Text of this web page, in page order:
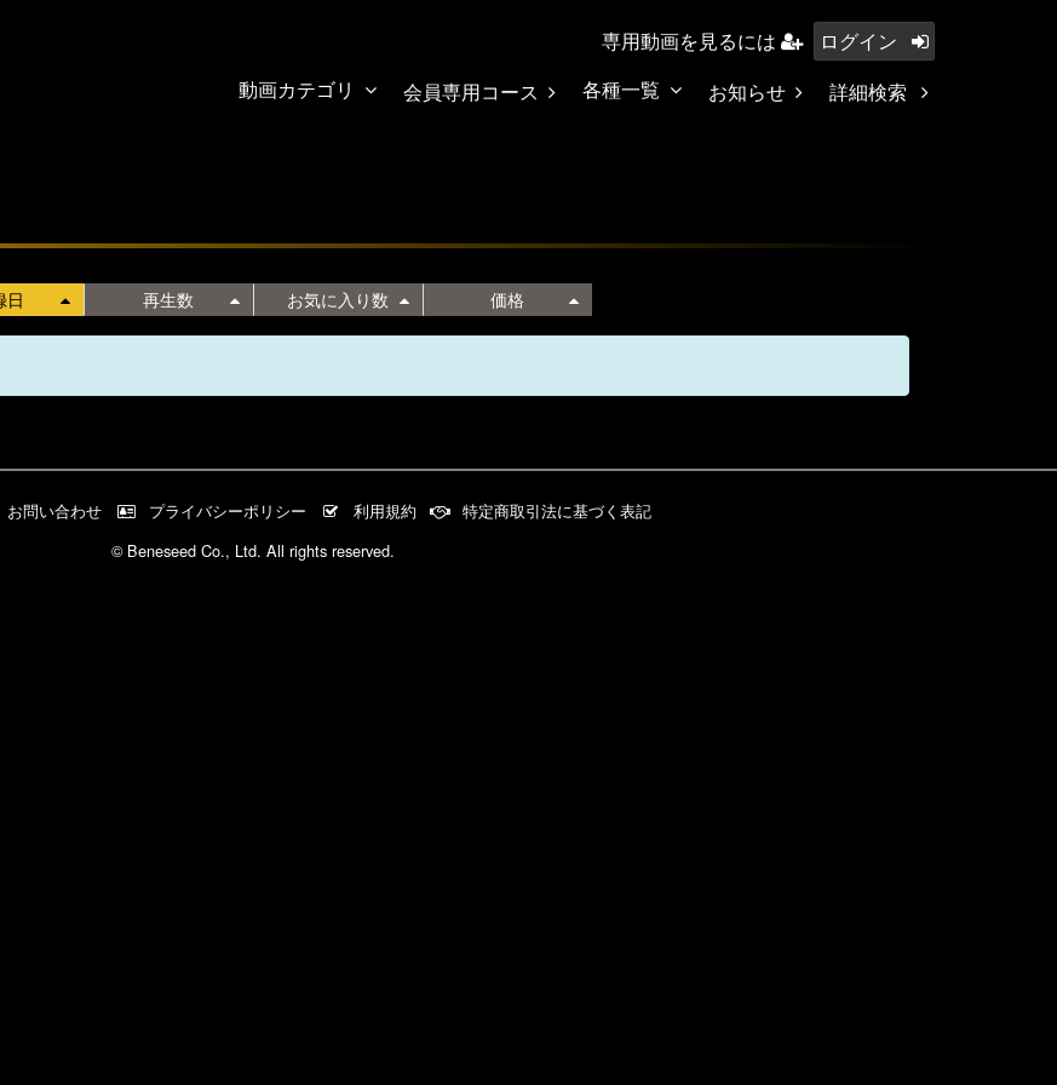
専用動画を見るには
ログイン
動画カテゴリ
会員専用コース 各種一覧 お知らせ 詳細検索
日 再生数 お気に入り数 価格
お問い合わせ プライバシーポリシー 利用規約
特定商取引法に基づく表記
© Beneseed Co., Ltd. All rights reserved.